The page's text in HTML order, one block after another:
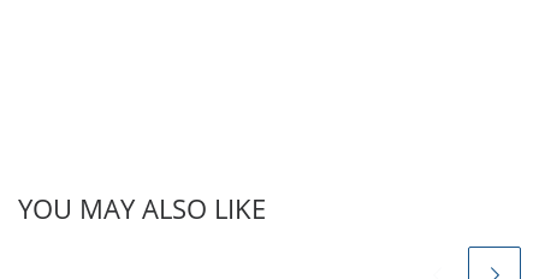
YOU MAY ALSO LIKE